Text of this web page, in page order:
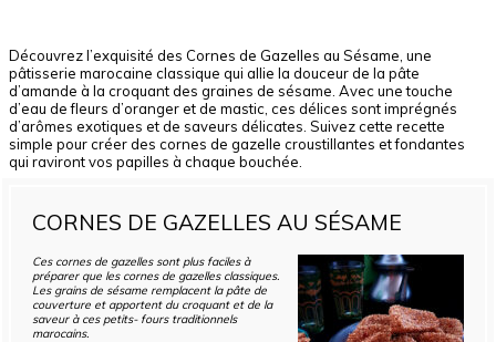
Découvrez l’exquisité des Cornes de Gazelles au Sésame, une
pâtisserie marocaine classique qui allie la douceur de la pâte
d’amande à la croquant des graines de sésame. Avec une touche
d’eau de fleurs d’oranger et de mastic, ces délices sont imprégnés
d’arômes exotiques et de saveurs délicates. Suivez cette recette
simple pour créer des cornes de gazelle croustillantes et fondantes
qui raviront vos papilles à chaque bouchée.
CORNES DE GAZELLES AU SÉSAME
Ces cornes de gazelles sont plus faciles à
préparer que les cornes de gazelles classiques.
Les grains de sésame remplacent la pâte de
couverture et apportent du croquant et de la
saveur à ces petits- fours traditionnels
marocains.